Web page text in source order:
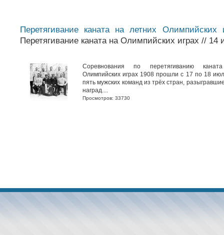
Перетягивание каната на летних Олимпийских
Перетягивание каната на Олимпийских играх // 14
Соревнования по перетягиванию
Олимпийских играх 1908 прошли с 17 по 18
пять мужских команд из трёх стран,
наград....
Просмотров: 33730